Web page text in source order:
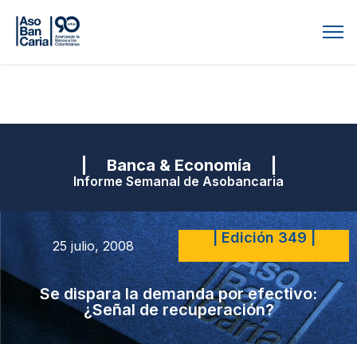
| Banca & Economía |
Informe Semanal de Asobancaria
25 julio, 2008 | Edición 349 |
Se dispara la demanda por efectivo:
¿Señal de recuperación?